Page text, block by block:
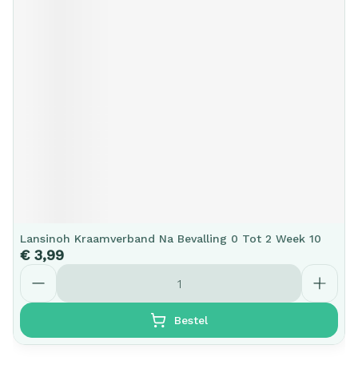
Lansinoh Kraamverband Na Bevalling 0 Tot 2 Week 10
€ 3,99
Aantal
Bestel